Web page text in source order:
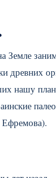
Земле
древних
нашу